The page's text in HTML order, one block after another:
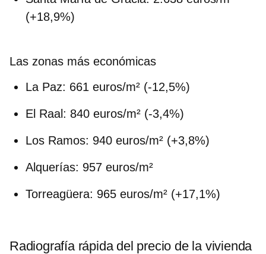
(+18,9%)
Las zonas más económicas
La Paz: 661 euros/m² (-12,5%)
El Raal: 840 euros/m² (-3,4%)
Los Ramos: 940 euros/m² (+3,8%)
Alquerías: 957 euros/m²
Torreagüera: 965 euros/m² (+17,1%)
Radiografía rápida del precio de la vivienda